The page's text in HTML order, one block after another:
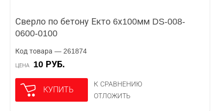
Сверло по бетону Екто 6х100мм DS-008-
0600-0100
Код товара — 261874
ЦЕНА 10 РУБ.
КУПИТЬ
К СРАВНЕНИЮ
ОТЛОЖИТЬ